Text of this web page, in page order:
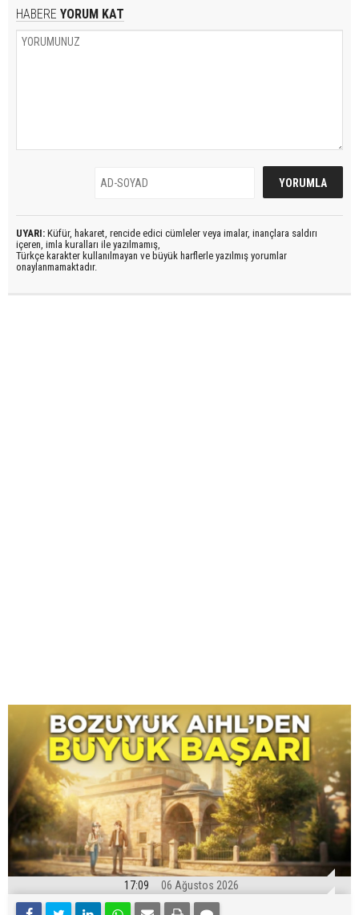
HABERE YORUM KAT
UYARI: Küfür, hakaret, rencide edici cümleler veya imalar, inançlara saldırı
içeren, imla kuralları ile yazılmamış,
Türkçe karakter kullanılmayan ve büyük harflerle yazılmış yorumlar
onaylanmamaktadır.
17:09 06 Ağustos 2026